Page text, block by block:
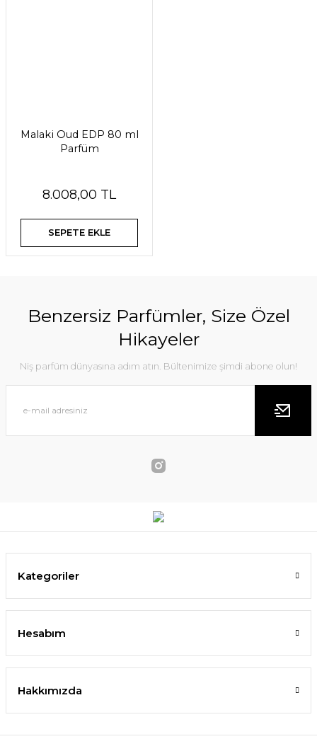
Malaki Oud EDP 80 ml
Parfüm
8.008,00 TL
SEPETE EKLE
Benzersiz Parfümler, Size Özel
Hikayeler
Niş parfüm dünyasına adım atın. Bültenimize şimdi abone olun!
Kategoriler
Hesabım
Hakkımızda